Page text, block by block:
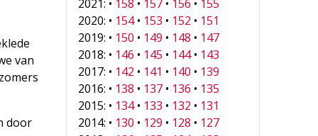
van
door
2021: • 158 • 157 • 156 • 155
2020: • 154• 153 • 152 • 151
2019: • 150 • 149 • 148 • 147
2018: • 146 • 145 • 144• 143
2017: • 142 • 141 • 140 • 139
2016: • 138 • 137 • 136 • 135
2015: • 134• 133 • 132 • 131
2014: • 130 • 129 • 128 • 127